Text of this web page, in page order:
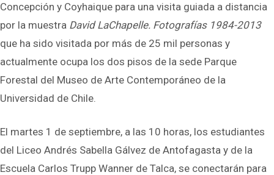
Concepción y Coyhaique para una visita guiada a distancia
por la muestra David LaChapelle. Fotografías 1984-2013
que ha sido visitada por más de 25 mil personas y
actualmente ocupa los dos pisos de la sede Parque
Forestal del Museo de Arte Contemporáneo de la
Universidad de Chile.
El martes 1 de septiembre, a las 10 horas, los estudiantes
del Liceo Andrés Sabella Gálvez de Antofagasta y de la
Escuela Carlos Trupp Wanner de Talca, se conectarán para